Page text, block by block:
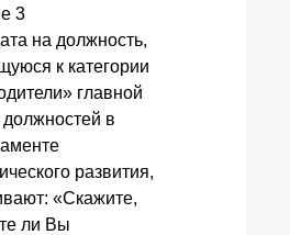
3
на должность,
к категории
главной
в
развития,
«Скажите,
ли Вы